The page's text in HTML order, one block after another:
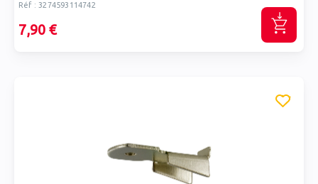
Réf : 3274593114742
7,90 €